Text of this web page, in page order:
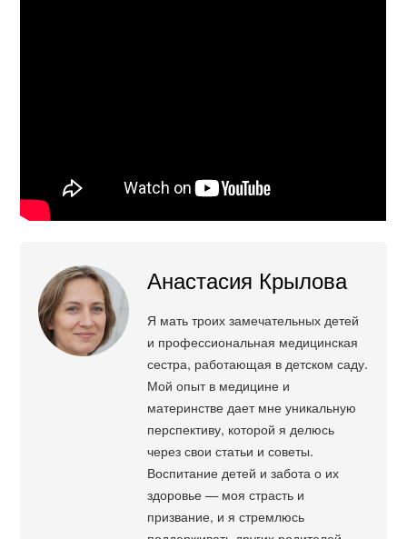
Анастасия Крылова
Я мать троих замечательных детей
и профессиональная медицинская
сестра, работающая в детском саду.
Мой опыт в медицине и
материнстве дает мне уникальную
перспективу, которой я делюсь
через свои статьи и советы.
Воспитание детей и забота о их
здоровье — моя страсть и
призвание, и я стремлюсь